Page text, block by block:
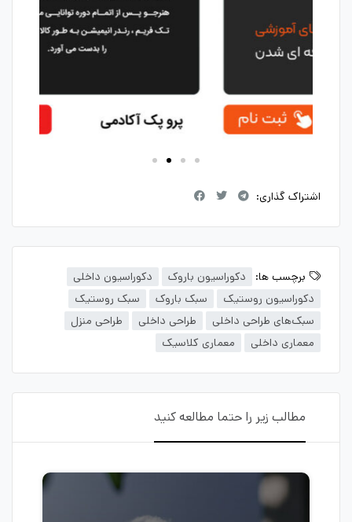
اشتراک گذاری:
برچسب ها: دکوراسیون باروک
دکوراسیون داخلی
دکوراسیون روستیک
سبک باروک
سبک روستیک
سبک‌های طراحی داخلی
طراحی داخلی
طراحی منزل
معماری داخلی
معماری کلاسیک
مطالب زیر را حتما مطالعه کنید